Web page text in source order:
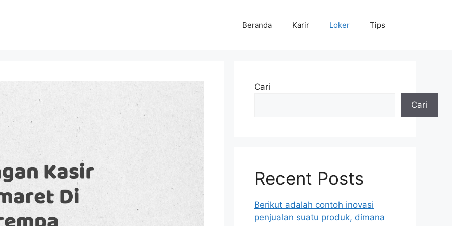
Beranda Karir Loker Tips
Cari
Cari
Recent Posts
Berikut adalah contoh inovasi
penjualan suatu produk, dimana